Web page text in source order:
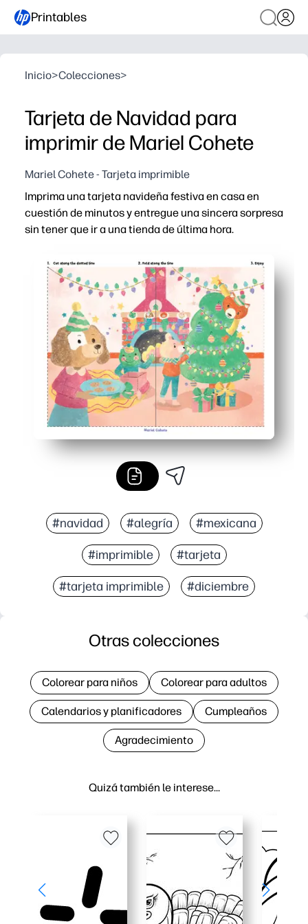
Printables
Inicio>Colecciones>
Tarjeta de Navidad para
imprimir de Mariel Cohete
Mariel Cohete - Tarjeta imprimible
Imprima una tarjeta navideña festiva en casa en
cuestión de minutos y entregue una sincera sorpresa
sin tener que ir a una tienda de última hora.
Súper fácil: imprime, dobla y firma: una tarjeta
Diversión apta para niños: deja que los niños
Siempre a mano: reimprima tantos como necesite
Acabado pulido: el diseño nítido y de alta calidad se
#navidad #alegría #mexicana
#imprimible #tarjeta
#tarjeta imprimible #diciembre
Quizá también le interese…
Otras colecciones
Colorear para niños Colorear para adultos
Calendarios y planificadores Cumpleaños
Agradecimiento